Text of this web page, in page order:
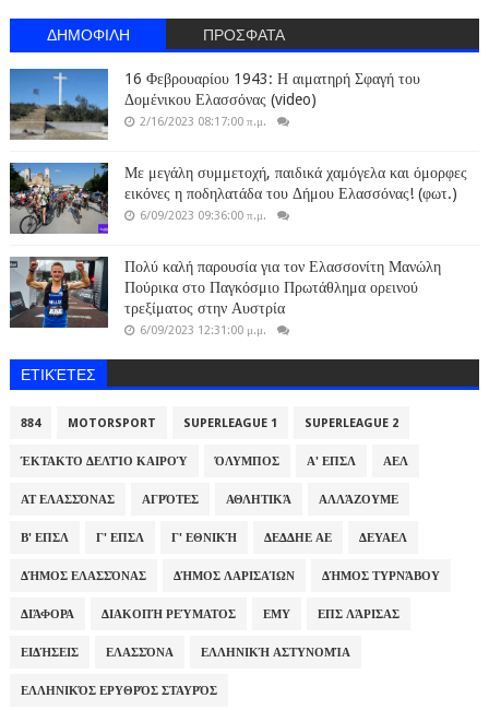
ΔΗΜΟΦΙΛΗ ΠΡΟΣΦΑΤΑ
16 Φεβρουαρίου 1943: Η αιματηρή Σφαγή του
Δομένικου Ελασσόνας (video)
2/16/2023 08:17:00 π.μ.
Με μεγάλη συμμετοχή, παιδικά χαμόγελα και όμορφες
εικόνες η ποδηλατάδα του Δήμου Ελασσόνας! (φωτ.)
6/09/2023 09:36:00 π.μ.
Πολύ καλή παρουσία για τον Ελασσονίτη Μανώλη
Πούρικα στο Παγκόσμιο Πρωτάθλημα ορεινού
τρεξίματος στην Αυστρία
6/09/2023 12:31:00 μ.μ.
ΕΤΙΚΈΤΕΣ
884 MOTORSPORT SUPERLEAGUE 1 SUPERLEAGUE 2
ΈΚΤΑΚΤΟ ΔΕΛΤΊΟ ΚΑΙΡΟΎ ΌΛΥΜΠΟΣ Α' ΕΠΣΛ ΑΕΛ
ΑΤ ΕΛΑΣΣΌΝΑΣ ΑΓΡΌΤΕΣ ΑΘΛΗΤΙΚΆ ΑΛΛΆΖΟΥΜΕ
Β' ΕΠΣΛ Γ' ΕΠΣΛ Γ' ΕΘΝΙΚΉ ΔΕΔΔΗΕ ΑΕ ΔΕΥΑΕΛ
ΔΉΜΟΣ ΕΛΑΣΣΌΝΑΣ ΔΉΜΟΣ ΛΑΡΙΣΑΊΩΝ ΔΉΜΟΣ ΤΥΡΝΆΒΟΥ
ΔΙΆΦΟΡΑ ΔΙΑΚΟΠΉ ΡΕΎΜΑΤΟΣ ΕΜΥ ΕΠΣ ΛΆΡΙΣΑΣ
ΕΙΔΉΣΕΙΣ ΕΛΑΣΣΌΝΑ ΕΛΛΗΝΙΚΉ ΑΣΤΥΝΟΜΊΑ
ΕΛΛΗΝΙΚΌΣ ΕΡΥΘΡΌΣ ΣΤΑΥΡΌΣ